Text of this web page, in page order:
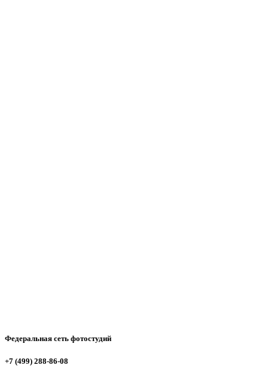
Федеральная сеть фотостудий
+7 (499) 288-86-08